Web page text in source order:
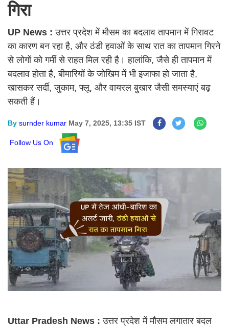
गिरा
UP News :उत्तर प्रदेश में मौसम का बदलाव तापमान में गिरावट
का कारण बन रहा है, और ठंडी हवाओं के साथ रात का तापमान गिरने
से लोगों को गर्मी से राहत मिल रही है। हालांकि, जैसे ही तापमान में
बदलाव होता है, बीमारियों के जोखिम में भी इजाफा हो जाता है,
खासकर सर्दी, जुकाम, फ्लू, और वायरल बुखार जैसी समस्याएं बढ़
सकती हैं।
By surnder kumar May 7, 2025, 13:35 IST
Follow Us On
Uttar Pradesh News : उत्तर प्रदेश में मौसम लगातार बदल